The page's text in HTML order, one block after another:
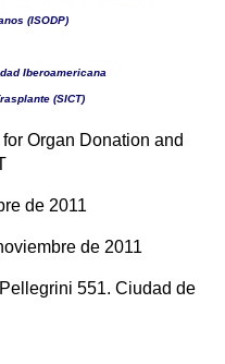
(ISODP)
Iberoamericana
(SICT)
Organ Donation and
de 2011
de 2011
551. Ciudad de